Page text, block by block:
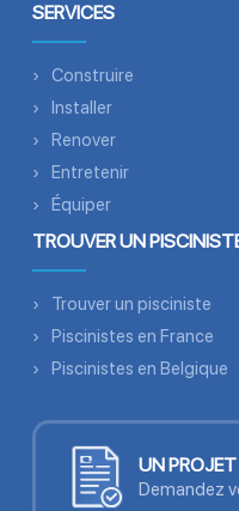
SERVICES
Construire
Installer
Renover
Entretenir
Équiper
TROUVER UN
Trouver un pisciniste
Piscinistes en France
Piscinistes en Belgique
UN PROJET
Demandez